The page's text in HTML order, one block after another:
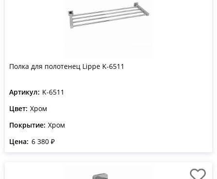
Полка для полотенец Lippe K-6511
Артикул: K-6511
Цвет: Хром
Покрытие: Хром
Цена: 6 380 ₽